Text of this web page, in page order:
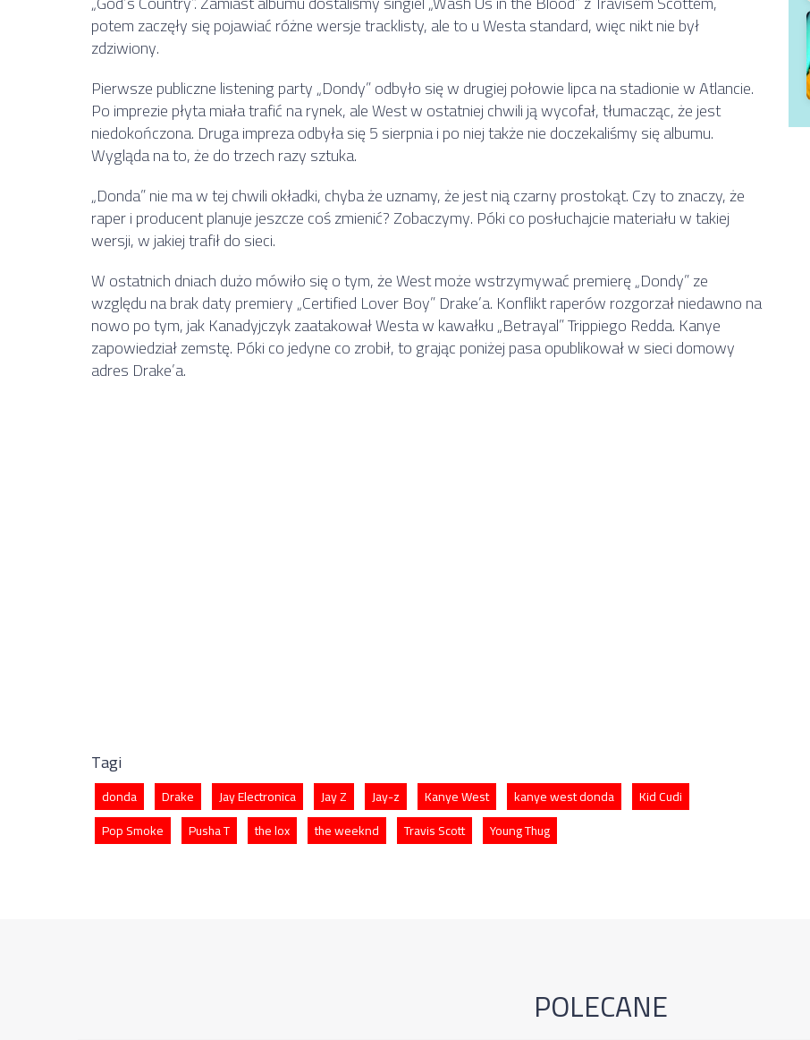
potem zaczęły się pojawiać różne wersje tracklisty, ale to u Westa standard, więc nikt nie był
zdziwiony.
Pierwsze publiczne listening party „Dondy” odbyło się w drugiej połowie lipca na stadionie w Atlancie.
Po imprezie płyta miała trafić na rynek, ale West w ostatniej chwili ją wycofał, tłumacząc, że jest
niedokończona. Druga impreza odbyła się 5 sierpnia i po niej także nie doczekaliśmy się albumu.
Wygląda na to, że do trzech razy sztuka.
„Donda” nie ma w tej chwili okładki, chyba że uznamy, że jest nią czarny prostokąt. Czy to znaczy, że
raper i producent planuje jeszcze coś zmienić? Zobaczymy. Póki co posłuchajcie materiału w takiej
wersji, w jakiej trafił do sieci.
W ostatnich dniach dużo mówiło się o tym, że West może wstrzymywać premierę „Dondy” ze
względu na brak daty premiery „Certified Lover Boy” Drake’a. Konflikt raperów rozgorzał niedawno na
nowo po tym, jak Kanadyjczyk zaatakował Westa w kawałku „Betrayal” Trippiego Redda. Kanye
zapowiedział zemstę. Póki co jedyne co zrobił, to grając poniżej pasa opublikował w sieci domowy
adres Drake’a.
Tagi
donda Drake Jay Electronica Jay Z Jay-z Kanye West kanye west donda
Kid Cudi
Pop Smoke
Pusha T the lox the weeknd Travis Scott Young Thug
POLECANE